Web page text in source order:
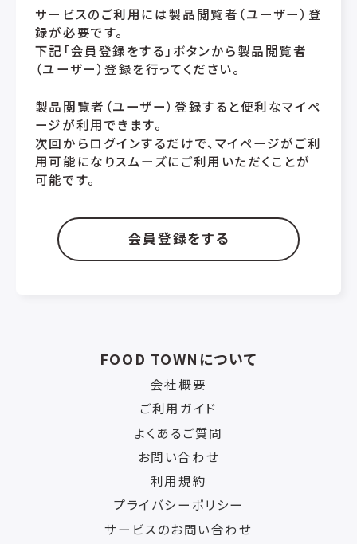
サービスのご利用には製品閲覧者（ユーザー）登
録が必要です。
下記「会員登録をする」ボタンから製品閲覧者
（ユーザー）登録を行ってください。
製品閲覧者（ユーザー）登録すると便利なマイペ
ージが利用できます。
次回からログインするだけで、マイページがご利
用可能になりスムーズにご利用いただくことが
可能です。
会員登録をする
FOOD TOWNについて
会社概要
ご利用ガイド
よくあるご質問
お問い合わせ
利用規約
プライバシーポリシー
サービスのお問い合わせ